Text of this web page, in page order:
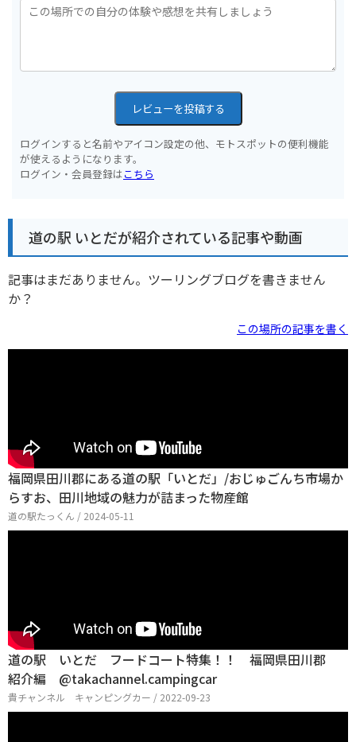
レビューを投稿する
ログインすると名前やアイコン設定の他、モトスポットの便利機能
が使えるようになります。
ログイン・会員登録はこちら
道の駅 いとだが紹介されている記事や動画
記事はまだありません。ツーリングブログを書きません
か？
この場所の記事を書く
福岡県田川郡にある道の駅「いとだ」/おじゅごんち市場か
らすお、田川地域の魅力が詰まった物産館
道の駅たっくん / 2024-05-11
道の駅 いとだ フードコート特集！！ 福岡県田川郡
紹介編 @takachannel.campingcar
貴チャンネル キャンピングカー / 2022-09-23